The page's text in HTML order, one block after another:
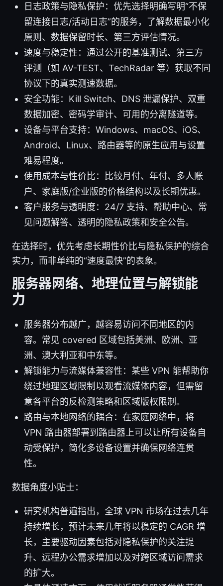
日志政策与隐私保护：优先选择明确写明“不保
留连接日志/活动日志”的服务，了解数据最小化
原则、数据保留时长、第三方评估情况。
速度与稳定性：通过公开的基准测试、第三方
评测（如 AV-TEST、TechRadar 等）获取不同
协议下的真实测速数据。
安全功能：Kill Switch、DNS 泄漏保护、双重
数据加密、密码学审计、可用的分离隧道等。
设备与平台支持：Windows、macOS、iOS、
Android、Linux、路由器等的原生应用与设置
难易程度。
使用成本与性价比：比较月付、年付、多人账
户、家庭版/企业版的价格结构以及长期优惠。
客户服务与透明度：24/7 支持、帮助中心、常
见问题解答、透明的隐私政策和安全公告。
在选择时，优先考虑长期性价比与隐私保护的综合
实力，而非单纯的“速度最快”的表象。
服务器网络、地理位置与解锁能
力
服务器分布越广，越容易访问不同地区的内
容。常见 covered 区域包括美洲、欧洲、亚
洲、澳大利亚和中东等。
解锁能力与流媒体兼容性：某些 VPN 能帮助你
绕过地理区域限制以观看流媒体内容，但需留
意各平台的反检测策略和区域版权限制。
路由与本地网络的耦合：在家庭网络中，将
VPN 路由器部署到路由器上可以让所有设备自
动受保护，简化多设备设置并确保网络连贯
性。
数据角度小贴士：
研究机构普遍指出，全球 VPN 市场在过去几年
持续增长，预计未来几年将以稳定的 CAGR 增
长，主要驱动因素包括对隐私保护的关注提
升、远程办公需求增加以及对跨区域访问需求
的扩大。